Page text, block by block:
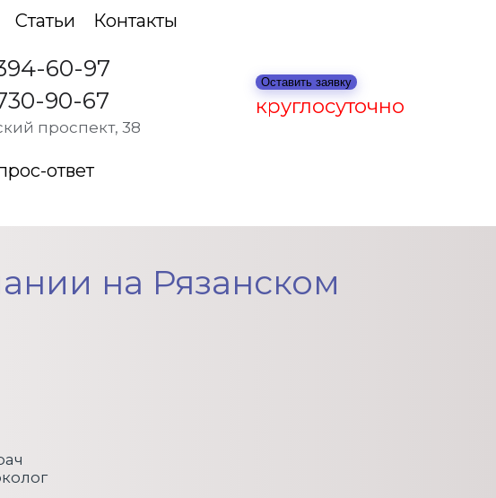
Статьи Контакты
60-97
90-67
проспект, 38
Оставить заявку
круглосуточно
ответ
на Рязанском